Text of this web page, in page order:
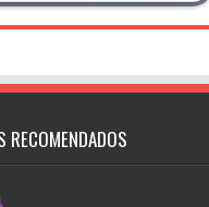
RECOMENDADOS